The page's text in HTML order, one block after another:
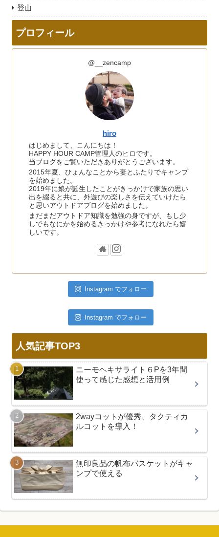
登山
プロフィール
@__zencamp
hiro
はじめまして、こんにちは！
HAPPY HOUR CAMP管理人のヒロです。
当ブログをご覧いただきありがとうございます。
2015年夏、ひょんなことから妻とふたりでキャンプ
を始めました。
2019年に娘が誕生したことがきっかけで家族の思い
出を綴ると共に、外遊びの楽しさを伝えていけたら
と思いアウトドアブログを始めました。
まだまだアウトドア知識を勉強の身ですが、もし少
しでもなにかを始めるきっかけや参考になれたら嬉
しいです。
Instagram でフォロー
Instagram でフォロー
人気記事TOP3
ニーモヘキサライト６Pを3年間
使って感じた感想と活用例
2wayコットが優秀、タクティカ
ルコットを導入！
無印良品の帆布バスケットがキャ
ンプで使える